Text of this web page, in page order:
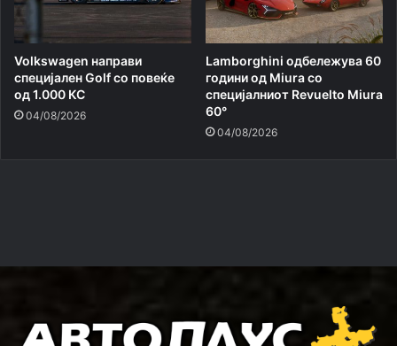
Volkswagen направи
специјален Golf со повеќе
од 1.000 КС
04/08/2026
Lamborghini одбележува 60
години од Miura со
специјалниот Revuelto Miura
60°
04/08/2026